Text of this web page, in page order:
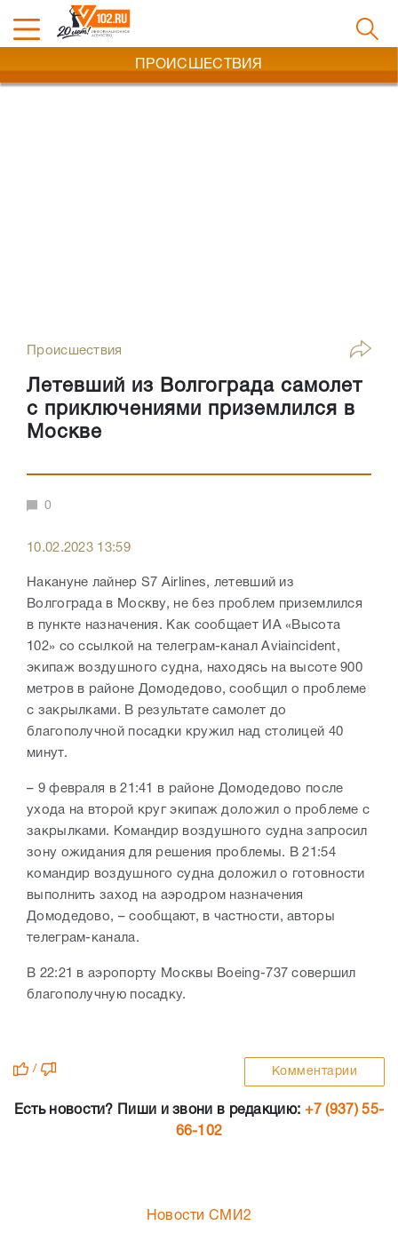
ПРОИСШЕСТВИЯ
Происшествия
Летевший из Волгограда самолет
с приключениями приземлился в
Москве
0
10.02.2023 13:59
Накануне лайнер S7 Airlines, летевший из
Волгограда в Москву, не без проблем приземлился
в пункте назначения. Как сообщает ИА «Высота
102» со ссылкой на телеграм-канал Aviaincident,
экипаж воздушного судна, находясь на высоте 900
метров в районе Домодедово, сообщил о проблеме
с закрылками. В результате самолет до
благополучной посадки кружил над столицей 40
минут.
– 9 февраля в 21:41 в районе Домодедово после
ухода на второй круг экипаж доложил о проблеме с
закрылками. Командир воздушного судна запросил
зону ожидания для решения проблемы. В 21:54
командир воздушного судна доложил о готовности
выполнить заход на аэродром назначения
Домодедово, – сообщают, в частности, авторы
телеграм-канала.
В 22:21 в аэропорту Москвы Boeing-737 совершил
благополучную посадку.
/ Комментарии
Есть новости? Пиши и звони в редакцию: +7 (937) 55-
66-102
Новости СМИ2